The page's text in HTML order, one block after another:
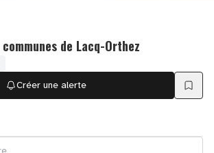
de Lacq-Orthez
Créer une alerte